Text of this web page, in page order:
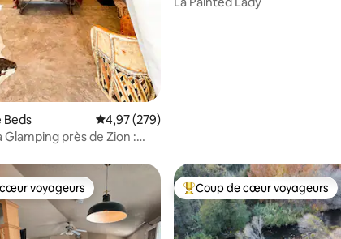
278 commentaires
Beds Note moyenne de 4,97 sur 5, 279
4,97 (279)
Glamping près de Zion :
voyageurs parmi les plus aimés
voyageurs Coup de cœur voyageurs
Coup de cœur voyageurs